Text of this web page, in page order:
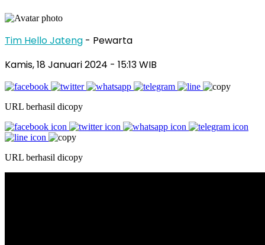
Tim Hello Jateng - Pewarta
Kamis, 18 Januari 2024 - 15:13 WIB
URL berhasil dicopy
URL berhasil dicopy